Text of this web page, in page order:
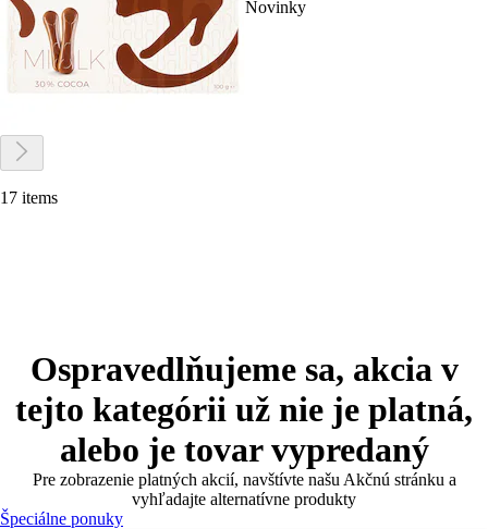
Novinky
17 items
Ospravedlňujeme sa, akcia v
tejto kategórii už nie je platná,
alebo je tovar vypredaný
Pre zobrazenie platných akcií, navštívte našu Akčnú stránku a
vyhľadajte alternatívne produkty
Špeciálne ponuky